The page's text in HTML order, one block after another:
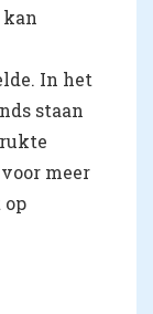
In het
staan
voor meer
op